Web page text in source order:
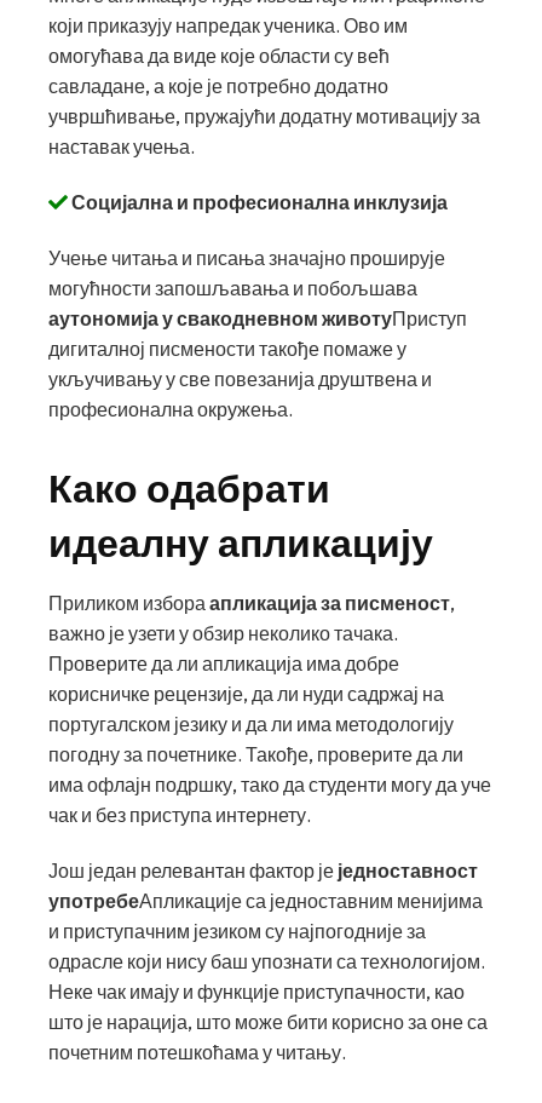
који приказују напредак ученика. Ово им
омогућава да виде које области су већ
савладане, а које је потребно додатно
учвршћивање, пружајући додатну мотивацију за
наставак учења.
Социјална и професионална инклузија
Учење читања и писања значајно проширује
могућности запошљавања и побољшава
аутономија у свакодневном животуПриступ
дигиталној писмености такође помаже у
укључивању у све повезанија друштвена и
професионална окружења.
Како одабрати
идеалну апликацију
Приликом избораапликација за писменост,
важно је узети у обзир неколико тачака.
Проверите да ли апликација има добре
корисничке рецензије, да ли нуди садржај на
португалском језику и да ли има методологију
погодну за почетнике. Такође, проверите да ли
има офлајн подршку, тако да студенти могу да уче
чак и без приступа интернету.
Још један релевантан фактор је једноставност
употребеАпликације са једноставним менијима
и приступачним језиком су најпогодније за
одрасле који нису баш упознати са технологијом.
Неке чак имају и функције приступачности, као
што је нарација, што може бити корисно за оне са
почетним потешкоћама у читању.